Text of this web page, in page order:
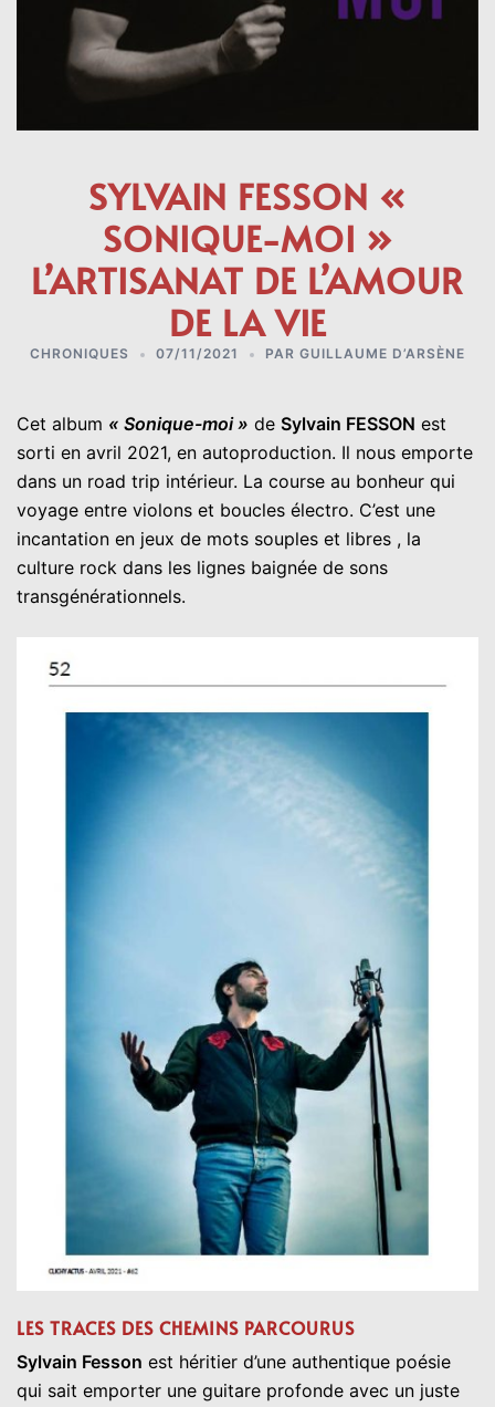
SYLVAIN FESSON «
SONIQUE-MOI »
L’ARTISANAT DE L’AMOUR
DE LA VIE
CHRONIQUES 07/11/2021 PAR GUILLAUME D’ARSÈNE
Cet album « Sonique-moi » de Sylvain FESSON est
sorti en avril 2021, en autoproduction. Il nous emporte
dans un road trip intérieur. La course au bonheur qui
voyage entre violons et boucles électro. C’est une
incantation en jeux de mots souples et libres , la
culture rock dans les lignes baignée de sons
transgénérationnels.
LES TRACES DES CHEMINS PARCOURUS
Sylvain Fesson est héritier d’une authentique poésie
qui sait emporter une guitare profonde avec un juste